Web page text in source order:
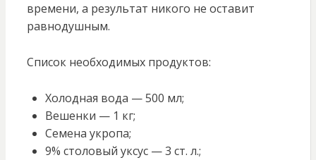
времени, а результат никого не оставит
равнодушным.
Список необходимых продуктов:
Холодная вода — 500 мл;
Вешенки — 1 кг;
Семена укропа;
9% столовый уксус — 3 ст. л.;